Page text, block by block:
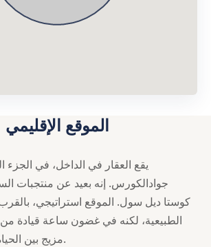
الموقع الإقليمي
يقع العقار في الداخل، في
جوادالكورس. إنه بعيد عن منتجبات
كوستا ديل سول. الموقع استراتيجي،
الطبيعية، لكنه في غضون ساعة قيادة من
مزيج بين الحياة الريفية والحضرية.